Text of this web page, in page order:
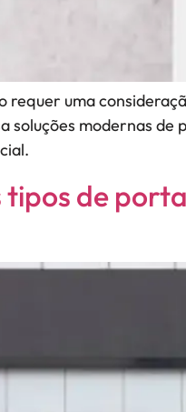
requer uma
soluções modernas
de